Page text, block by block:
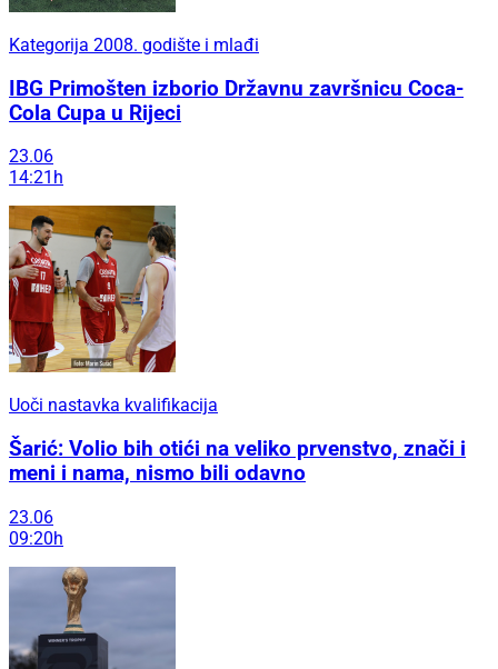
Kategorija 2008. godište i mlađi
IBG Primošten izborio Državnu završnicu Coca-
Cola Cupa u Rijeci
23.06
14:21h
Uoči nastavka kvalifikacija
Šarić: Volio bih otići na veliko prvenstvo, znači i
meni i nama, nismo bili odavno
23.06
09:20h